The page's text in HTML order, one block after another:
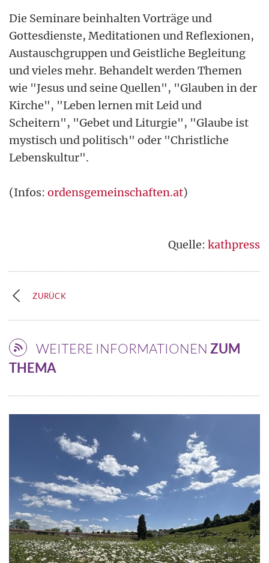
Die Seminare beinhalten Vorträge und
Gottesdienste, Meditationen und Reflexionen,
Austauschgruppen und Geistliche Begleitung
und vieles mehr. Behandelt werden Themen
wie "Jesus und seine Quellen", "Glauben in der
Kirche", "Leben lernen mit Leid und
Scheitern", "Gebet und Liturgie", "Glaube ist
mystisch und politisch" oder "Christliche
Lebenskultur".
(Infos: ordensgemeinschaften.at)
Quelle: kathpress
ZURÜCK
WEITERE INFORMATIONEN ZUM
THEMA